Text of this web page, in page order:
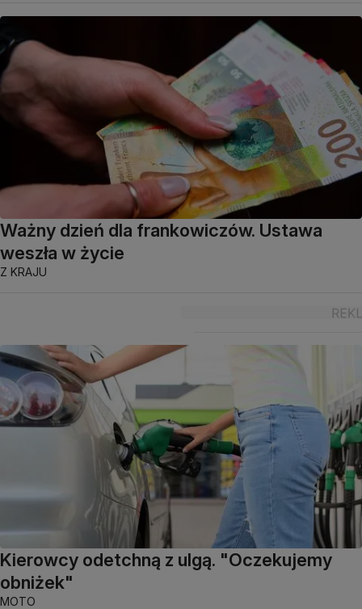
Ważny dzień dla frankowiczów. Ustawa
weszła w życie
Z KRAJU
Kierowcy odetchną z ulgą. "Oczekujemy
obniżek"
MOTO